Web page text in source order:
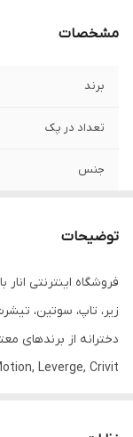
مشخصات
برند
تعداد در پک
جنس
توضیحات
فروشگاه اینترنتی
زیر، تاپ، سوتین،